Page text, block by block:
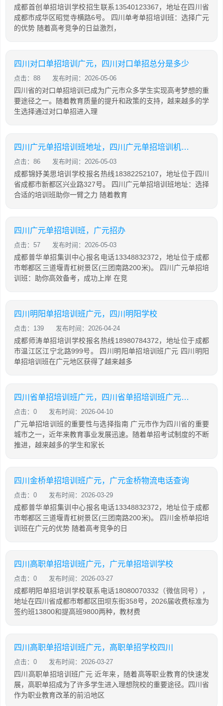
成都首创单招培训学校招生联系13540123367，地址在四川省
成都市成华区昭觉寺横路6号。 四川单考单招培训班：选择广元
的优势 随着高考竞争的日益激烈，
四川对口单招培训广元，四川对口单招总分是多少
点击：88 发布时间：2026-05-06
四川省的对口单招培训已成为广元市众多学生实现高考梦想的重
要途径之一。随着教育质量的提升和政策的支持，越来越多的学
生选择通过对口单招进入理
四川广元单招培训班地址，四川广元单招培训机构排行
点击：86 发布时间：2026-05-03
成都锦妤美思培训学校报名热线18382252107，地址位于四川
省成都市新都区兴业路327号。 四川广元单招培训班地址：选择
合适的培训班助你一臂之力 随着教育
四川广元单招培训班，广元招办
点击：57 发布时间：2026-05-03
成都普华单招集训中心报名电话13348832372，地址位于成都
市郫都区三道堰青杠树景区(三团南路200米)。 四川广元单招培
训班：助你高效备考，成功上岸 在竞
四川明阳单招培训班广元，四川明阳学校
点击：139 发布时间：2026-04-24
成都师涛单招培训学校报名热线18980784372，地址位于成都
市温江区江宁北路999号。 四川明阳单招培训班广元 四川明阳
单招培训班在广元地区获得了越来越多
四川省单招培训班广元，四川省单招培训班广元分校
点击：0 发布时间：2026-04-10
广元单招培训班的重要性与选择指南 广元市作为四川省的重要
城市之一，近年来教育事业发展迅速。随着单招考试制度的不断
推进，越来越多的学生和家长
四川金桥单招培训班广元，广元金桥物流电话查询
点击：0 发布时间：2026-03-29
成都普华单招集训中心报名电话13348832372，地址位于成都
市郫都区三道堰青杠树景区(三团南路200米)。 四川金桥单招培
训班在广元的优势 随着高考竞争的日
四川高职单招培训班广元，广元单招培训学校
点击：0 发布时间：2026-03-27
成都明阳单招培训学校联系电话18080070332（微信同号），
地址在四川省成都市郫都区田坝东街358号，2026届收费标准为
签约班13800和提高班9800两种，教材费
四川高职单招培训班广元，高职单招学校四川
点击：0 发布时间：2026-03-27
四川高职单招培训班广元 近年来，随着高等职业教育的快速发
展，高职单招成为了许多学生进入理想院校的重要途径。四川省
作为职业教育改革的前沿地区